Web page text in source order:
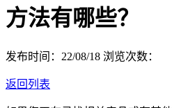
方法有哪些？
发布时间：22/08/18 浏览次数：
返回列表